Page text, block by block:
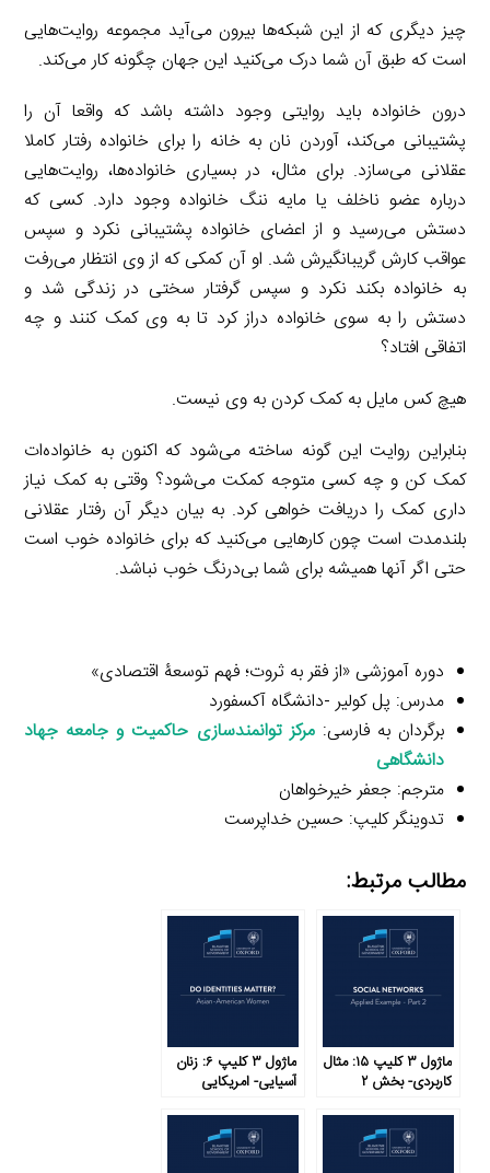
چیز دیگری که از این شبکه‌ها بیرون می‌آید مجموعه روایت‌هایی
است که طبق آن شما درک می‌کنید این جهان چگونه کار می‌کند.
درون خانواده باید روایتی وجود داشته باشد که واقعا آن را
پشتیبانی می‌کند، آوردن نان به خانه را برای خانواده رفتار کاملا
عقلانی می‌سازد. برای مثال، در بسیاری خانواده‌ها، روایت‌هایی
درباره عضو ناخلف یا مایه ننگ خانواده وجود دارد. کسی که
دستش می‌رسید و از اعضای خانواده پشتیبانی نکرد و سپس
عواقب کارش گریبانگیرش شد. او آن کمکی که از وی انتظار می‌رفت
به خانواده بکند نکرد و سپس گرفتار سختی در زندگی شد و
دستش را به سوی خانواده دراز کرد تا به وی کمک کنند و چه
اتفاقی افتاد؟
هیچ کس مایل به کمک کردن به وی نیست.
بنابراین روایت این گونه ساخته می‌شود که اکنون به خانواده‌ات
کمک کن و چه کسی متوجه کمکت می‌شود؟ وقتی به کمک نیاز
داری کمک را دریافت خواهی کرد. به بیان دیگر آن رفتار عقلانی
بلندمدت است چون کارهایی می‌کنید که برای خانواده خوب است
حتی اگر آنها همیشه برای شما بی‌درنگ خوب نباشد.
دوره آموزشی «از فقر به ثروت؛ فهم توسعۀ اقتصادی»
مدرس: پل کولیر -دانشگاه آکسفورد
برگردان به فارسی: مرکز توانمندسازی حاکمیت و جامعه جهاد
دانشگاهی
مترجم: جعفر خیرخواهان
تدوینگر کلیپ: حسین خداپرست
مطالب مرتبط:
ماژول ۳ کلیپ ۱۵: مثال
کاربردی- بخش ۲
ماژول ۳ کلیپ ۶: زنان
آسیایی- امریکایی